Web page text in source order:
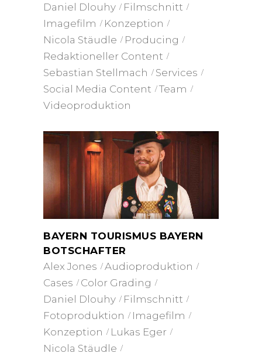
Daniel Dlouhy
Filmschnitt
Imagefilm
Konzeption
Nicola Stäudle
Producing
Redaktioneller Content
Sebastian Stellmach
Services
Social Media Content
Team
Videoproduktion
BAYERN TOURISMUS BAYERN
BOTSCHAFTER
Alex Jones
Audioproduktion
Cases
Color Grading
Daniel Dlouhy
Filmschnitt
Fotoproduktion
Imagefilm
Konzeption
Lukas Eger
Nicola Stäudle